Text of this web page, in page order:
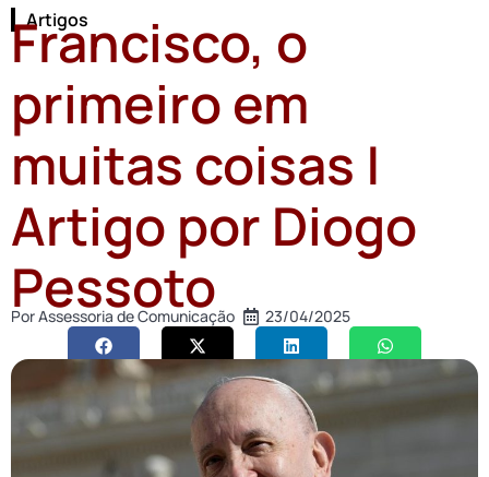
Artigos
Francisco, o
primeiro em
muitas coisas |
Artigo por Diogo
Pessoto
PorAssessoria de Comunicação 23/04/2025